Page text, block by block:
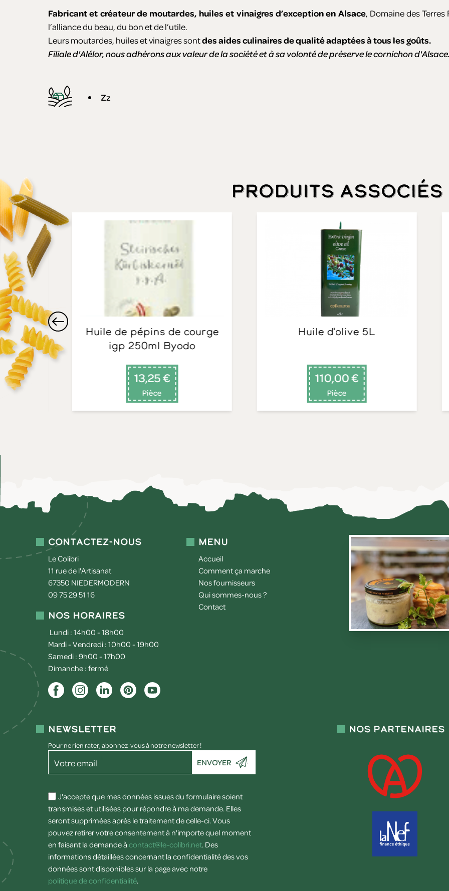
Fabricant et créateur de moutardes, huiles et vinaigres d’exception en Alsace, Domaine des
l’alliance du beau, du bon et de l’utile.
Leurs moutardes, huiles et vinaigres sontdes aides culinaires de qualité adaptées à tous les goûts.
Filiale d'Alélor, nous adhérons aux valeur de la société et à sa volonté de préserve le cornichon d'Alsace.
Zz
Produits associés
Huile de pépins de courge
igp 250ml Byodo
13,25 €
Pièce
Huile d'olive 5L
110,00 €
Pièce
Contactez-nous
Le Colibri
11 rue de l'Artisanat
67350 NIEDERMODERN
09 75 29 51 16
Nos horaires
Lundi : 14h00 - 18h00
Mardi - Vendredi : 10h00 - 19h00
Samedi : 9h00 - 17h00
Dimanche : fermé
Menu
Accueil
Comment ça marche
Nos fournisseurs
Qui sommes-nous ?
Contact
Newsletter
Pour ne rien rater, abonnez-vous à notre newsletter !
Votre email ENVOYER
J'accepte que mes données issues du formulaire soient
transmises et utilisées pour répondre à ma demande. Elles
seront supprimées après le traitement de celle-ci. Vous
pouvez retirer votre consentement à n'importe quel moment
en faisant la demande à contact@le-colibri.net. Des
informations détaillées concernant la confidentialité des vos
données sont disponibles sur la page avec notre
politique de confidentialité.
Nos partenaires